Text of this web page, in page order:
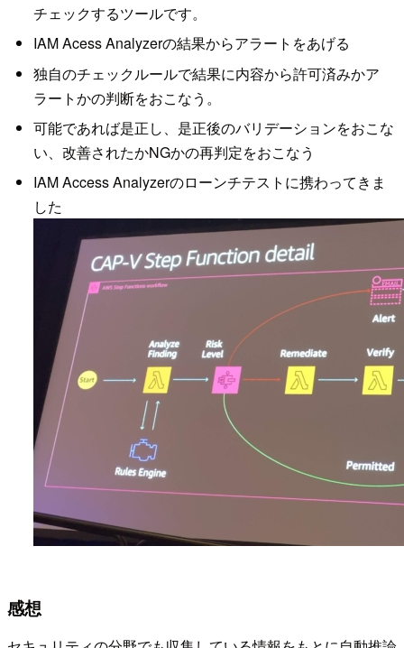
チェックするツールです。
IAM Acess Analyzerの結果からアラートをあげる
独自のチェックルールで結果に内容から許可済みかア
ラートかの判断をおこなう。
可能であれば是正し、是正後のバリデーションをおこな
い、改善されたかNGかの再判定をおこなう
IAM Access Analyzerのローンチテストに携わってきま
した
感想